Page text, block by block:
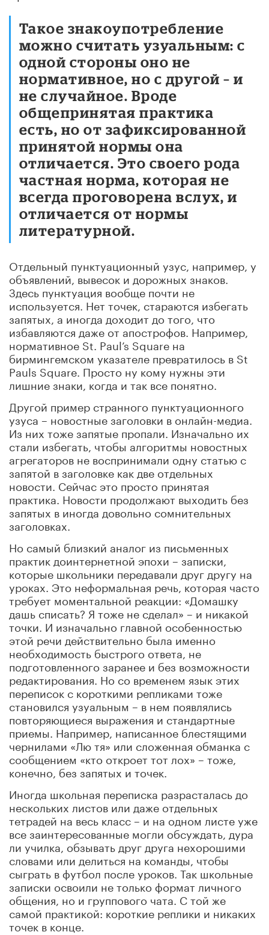
Такое знакоупотребление
можно считать узуальным: с
одной стороны оно не
нормативное, но с другой – и
не случайное. Вроде
общепринятая практика
есть, но от зафиксированной
принятой нормы она
отличается. Это своего рода
частная норма, которая не
всегда проговорена вслух, и
отличается от нормы
литературной.
Отдельный пунктуационный узус, например, у
объявлений, вывесок и дорожных знаков.
Здесь пунктуация вообще почти не
используется. Нет точек, стараются избегать
запятых, а иногда доходит до того, что
избавляются даже от апострофов. Например,
нормативное St. Paul’s Square на
бирмингемском указателе превратилось в St
Pauls Square. Просто ну кому нужны эти
лишние знаки, когда и так все понятно.
Другой пример странного пунктуационного
узуса – новостные заголовки в онлайн-медиа.
Из них тоже запятые пропали. Изначально их
стали избегать, чтобы алгоритмы новостных
агрегаторов не воспринимали одну статью с
запятой в заголовке как две отдельных
новости. Сейчас это просто принятая
практика. Новости продолжают выходить без
запятых в иногда довольно сомнительных
заголовках.
Но самый близкий аналог из письменных
практик доинтернетной эпохи – записки,
которые школьники передавали друг другу на
уроках. Это неформальная речь, которая часто
требует моментальной реакции: «Домашку
дашь списать? Я тоже не сделал» – и никакой
точки. И изначально главной особенностью
этой речи действительно была именно
необходимость быстрого ответа, не
подготовленного заранее и без возможности
редактирования. Но со временем язык этих
переписок с короткими репликами тоже
становился узуальным – в нем появлялись
повторяющиеся выражения и стандартные
приемы. Например, написанное блестящими
чернилами «Лю тя» или сложенная обманка с
сообщением «кто откроет тот лох» – тоже,
конечно, без запятых и точек.
Иногда школьная переписка разрасталась до
нескольких листов или даже отдельных
тетрадей на весь класс – и на одном листе уже
все заинтересованные могли обсуждать, дура
ли училка, обзывать друг друга нехорошими
словами или делиться на команды, чтобы
сыграть в футбол после уроков. Так школьные
записки освоили не только формат личного
общения, но и группового чата. С той же
самой практикой: короткие реплики и никаких
точек в конце.